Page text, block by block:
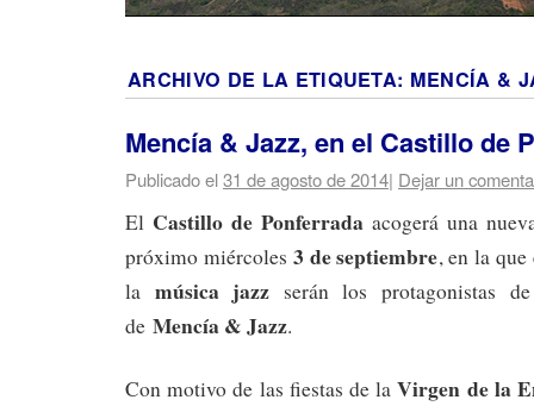
ARCHIVO DE LA ETIQUETA: MENCÍA &
Mencía & Jazz, en el Castillo de
Publicado el31 de agosto de 2014| Dejar un
El Castillo de Ponferradaacogerá una
próximo miércoles 3 de septiembre, en la
la música jazz serán los protagonistas
de Mencía & Jazz.
Con motivo de las fiestas de la Virgen de la